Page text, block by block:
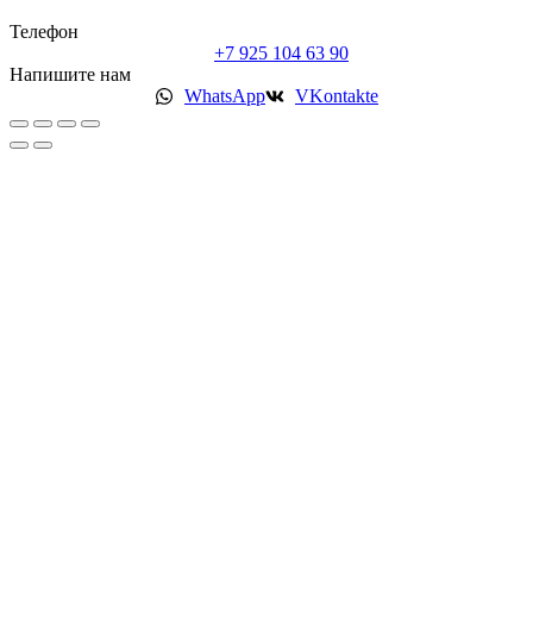
Телефон
+7 925 104 63 90
Напишите нам
WhatsApp
VKontakte